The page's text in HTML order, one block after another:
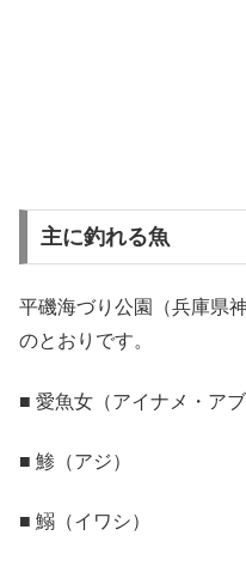
主に釣れる魚
平磯海づり公園（兵庫県
のとおりです。
■ 愛魚女（アイナメ・アブ
■ 鯵（アジ）
■ 鰯（イワシ）